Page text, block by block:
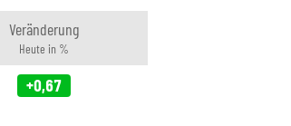
Veränderung
Heute in %
+0,67